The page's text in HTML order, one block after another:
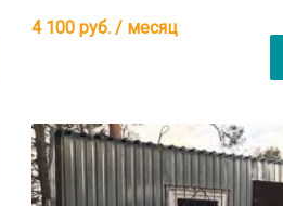
4 100руб. / месяц